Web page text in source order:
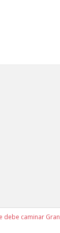
debe caminar Gran